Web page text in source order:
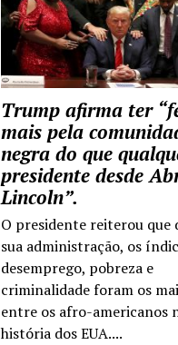
Trump afirma ter
mais pela
negra do que
presidente desde
Lincoln”.
O presidente reiterou que
sua administração, os
desemprego, pobreza e
criminalidade foram os
entre os afro-americanos
história dos EUA....